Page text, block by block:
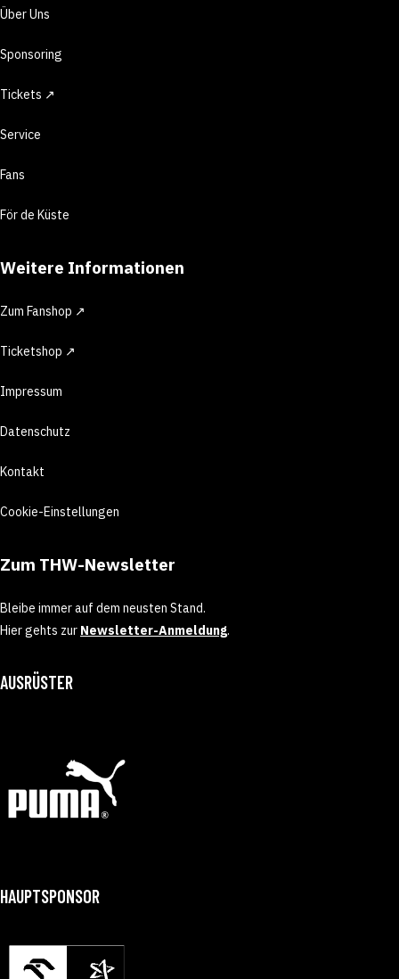
Über Uns
Sponsoring
Tickets ↗
Service
Fans
För de Küste
Weitere Informationen
Zum Fanshop ↗
Ticketshop ↗
Impressum
Datenschutz
Kontakt
Cookie-Einstellungen
Zum THW-Newsletter
Bleibe immer auf dem neusten Stand.
Hier gehts zur Newsletter-Anmeldung.
AUSRÜSTER
HAUPTSPONSOR